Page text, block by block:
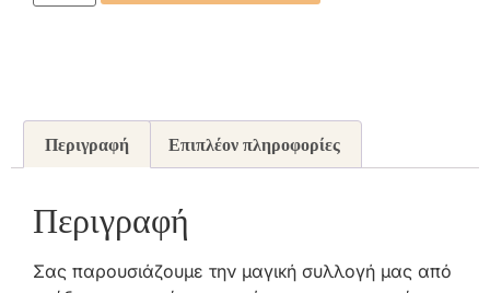
Περιγραφή Επιπλέον πληροφορίες
Περιγραφή
Σας παρουσιάζουμε την μαγική συλλογή μας από